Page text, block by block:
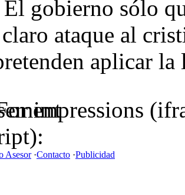
El gobierno sólo
ataque al
aplicar
impressions
Asesor·Contacto ·Publicidad